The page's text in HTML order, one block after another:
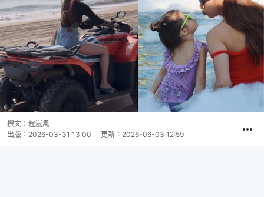
撰文： 程嵐風
出版： 2026-03-31 13:00 更新： 2026-06-03 12:59